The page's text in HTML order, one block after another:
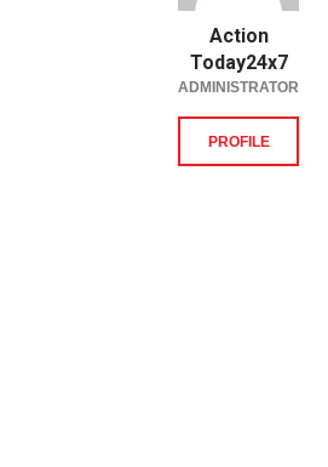
Action
Today24x7
ADMINISTRATOR
PROFILE